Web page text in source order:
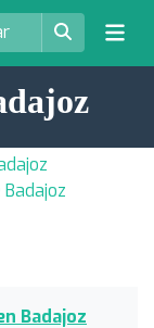
Badajoz